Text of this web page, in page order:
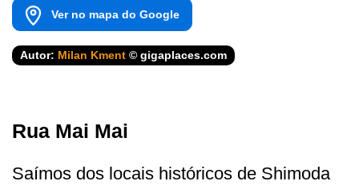
Ver no mapa do Google
Autor: Milan Kment © gigaplaces.com
Rua Mai Mai
Saímos dos locais históricos de Shimoda